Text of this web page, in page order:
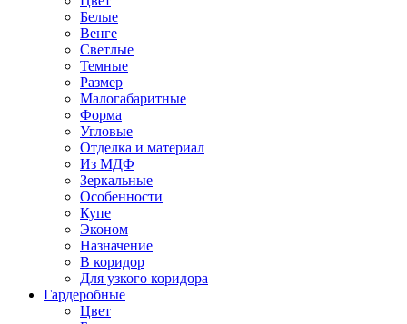
Белые
Венге
Светлые
Темные
Размер
Малогабаритные
Форма
Угловые
Отделка и материал
Из МДФ
Зеркальные
Особенности
Купе
Эконом
Назначение
В коридор
Для узкого коридора
Гардеробные
Цвет